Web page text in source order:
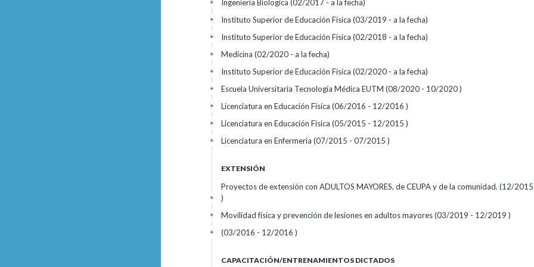
Ingeniería Biologica (02/2017 - a la fecha)
+
Instituto Superior de Educación Física (03/2019 - a la fecha)
+
Instituto Superior de Educación Física (02/2018 - a la fecha)
+
Medicina (02/2020 - a la fecha)
+
Instituto Superior de Educación Física (02/2020 - a la fecha)
+
Escuela Universitaria Tecnología Médica EUTM (08/2020 - 10/2020 )
+
Licenciatura en Educación Fisica (06/2016 - 12/2016 )
+
Licenciatura en Educación Fisica (05/2015 - 12/2015 )
+
Licenciatura en Enfermeria (07/2015 - 07/2015 )
+
EXTENSIÓN
Proyectos de extensión con ADULTOS MAYORES, de CEUPA y de la comunidad. (12/
)
+
Movilidad física y prevención de lesiones en adultos mayores (03/2019 - 12/2019 )
+
(03/2016 - 12/2016 )
+
CAPACITACIÓN/ENTRENAMIENTOS DICTADOS